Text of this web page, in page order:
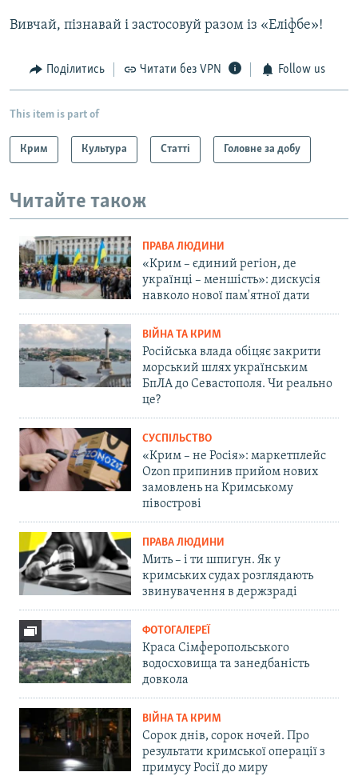
Вивчай, пізнавай і застосовуй разом із «Еліфбе»!
Поділитись Читати без VPN Follow us
This item is part of
Крим Культура Статті Головне за добу
Читайте також
ПРАВА ЛЮДИНИ
«Крим – єдиний регіон, де
українці – меншість»: дискусія
навколо нової пам'ятної дати
ВІЙНА ТА КРИМ
Російська влада обіцяє закрити
морський шлях українським
БпЛА до Севастополя. Чи реально
це?
СУСПІЛЬСТВО
«Крим – не Росія»: маркетплейс
Ozon припинив прийом нових
замовлень на Кримському
півострові
ПРАВА ЛЮДИНИ
Мить – і ти шпигун. Як у
кримських судах розглядають
звинувачення в держзраді
ФОТОГАЛЕРЕЇ
Краса Сімферопольського
водосховища та занедбаність
довкола
ВІЙНА ТА КРИМ
Сорок днів, сорок ночей. Про
результати кримської операції з
примусу Росії до миру